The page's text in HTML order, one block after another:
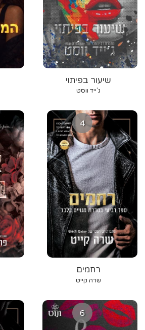
שיעור בפיתוי
ג'ייד ווסט
4
רחמים
שרה קייט
6